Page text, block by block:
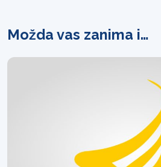
Možda vas zanima i…